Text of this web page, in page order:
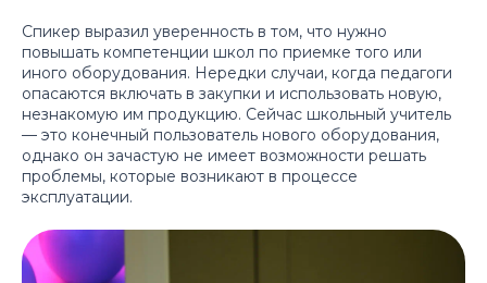
Спикер выразил уверенность в том, что нужно
повышать компетенции школ по приемке того или
иного оборудования. Нередки случаи, когда педагоги
опасаются включать в закупки и использовать новую,
незнакомую им продукцию. Сейчас школьный учитель
— это конечный пользователь нового оборудования,
однако он зачастую не имеет возможности решать
проблемы, которые возникают в процессе
эксплуатации.